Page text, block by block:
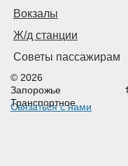
Вокзалы
Ж/д станции
Советы пассажирам
© 2026
Запорожье
Транспортное
Связаться с нами